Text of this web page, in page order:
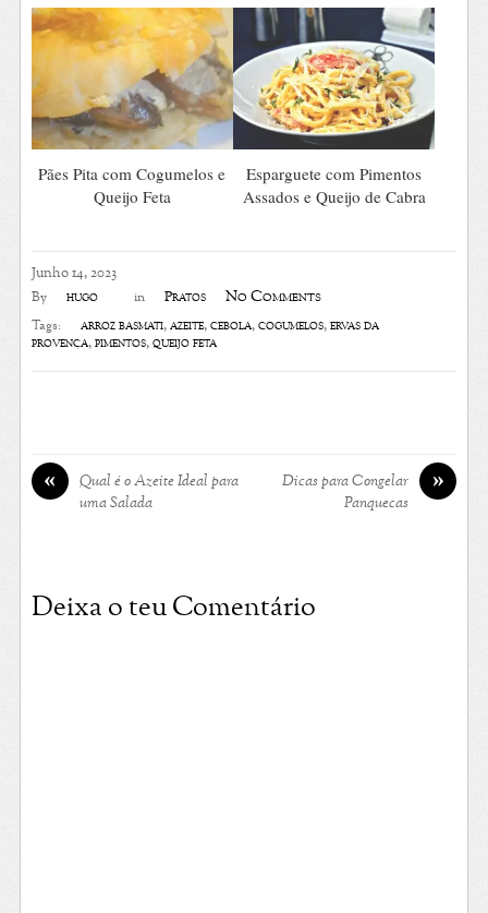
Junho 14, 2023
By hugo in Pratos No Comments
Tags: arroz basmati,azeite,cebola,cogumelos,ervas da
provença,pimentos,queijo feta
Pães Pita com Cogumelos e
Queijo Feta
Esparguete com Pimentos
Assados e Queijo de Cabra
«
Qual é o Azeite Ideal para
uma Salada
»
Dicas para Congelar
Panquecas
Deixa o teu Comentário